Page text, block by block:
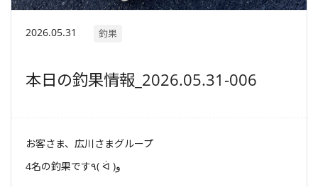
2026.05.31 釣果
本日の釣果情報_2026.05.31-006
お客さま、広川さまグループ
4名の釣果です٩( ᐛ )و